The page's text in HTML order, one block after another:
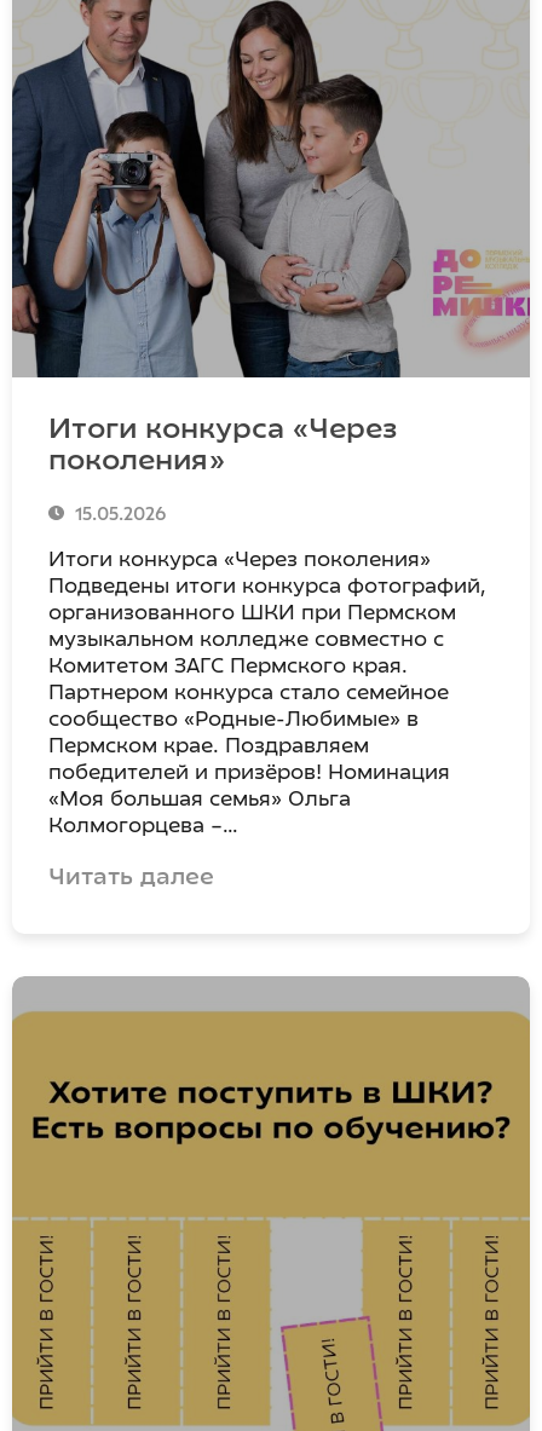
Итоги конкурса «Через
поколения»
15.05.2026
Итоги конкурса «Через поколения»
Подведены итоги конкурса фотографий,
организованного ШКИ при Пермском
музыкальном колледже совместно с
Комитетом ЗАГС Пермского края.
Партнером конкурса стало семейное
сообщество «Родные-Любимые» в
Пермском крае. Поздравляем
победителей и призёров! Номинация
«Моя большая семья» Ольга
Колмогорцева –…
Читать далее